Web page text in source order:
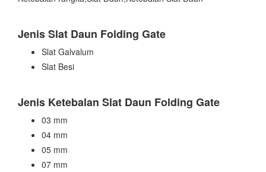
Jenis Slat Daun Folding Gate
Slat Galvalum
Slat Besi
Jenis Ketebalan Slat Daun Folding Gate
03 mm
04 mm
05 mm
07 mm